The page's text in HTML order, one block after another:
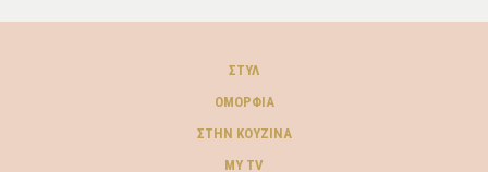
ΣΤΥΛ
ΟΜΟΡΦΙΆ
ΣΤΗΝ ΚΟΥΖΊΝΑ
MY TV